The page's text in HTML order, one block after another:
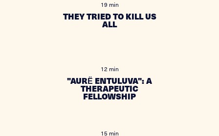
19 min
THEY TRIED TO KILL US
ALL
12 min
"AURË ENTULUVA": A
THERAPEUTIC
FELLOWSHIP
15 min